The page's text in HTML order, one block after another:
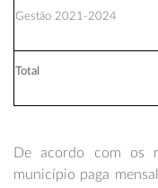
Gestão 2021-2024
Total
De acordo com os
município paga